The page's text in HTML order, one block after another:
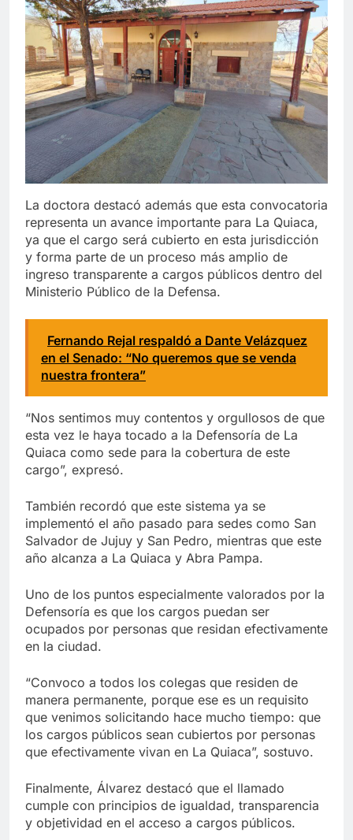
La doctora destacó además que esta convocatoria
representa un avance importante para La Quiaca,
ya que el cargo será cubierto en esta jurisdicción
y forma parte de un proceso más amplio de
ingreso transparente a cargos públicos dentro del
Ministerio Público de la Defensa.
Fernando Rejal respaldó a Dante Velázquez
en el Senado: “No queremos que se venda
nuestra frontera”
“Nos sentimos muy contentos y orgullosos de que
esta vez le haya tocado a la Defensoría de La
Quiaca como sede para la cobertura de este
cargo”, expresó.
También recordó que este sistema ya se
implementó el año pasado para sedes como San
Salvador de Jujuy y San Pedro, mientras que este
año alcanza a La Quiaca y Abra Pampa.
Uno de los puntos especialmente valorados por la
Defensoría es que los cargos puedan ser
ocupados por personas que residan efectivamente
en la ciudad.
“Convoco a todos los colegas que residen de
manera permanente, porque ese es un requisito
que venimos solicitando hace mucho tiempo: que
los cargos públicos sean cubiertos por personas
que efectivamente vivan en La Quiaca”, sostuvo.
Finalmente, Álvarez destacó que el llamado
cumple con principios de igualdad, transparencia
y objetividad en el acceso a cargos públicos.